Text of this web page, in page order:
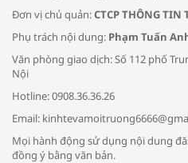
Bác sĩ tư
đường
Đơn vị chủ quản:CTCP THÔNG TIN
Phụ trách nội dung: Phạm Tuấn
Văn phòng giao dịch: Số 112 phố
Nội
Hotline: 0908.36.36.26
Email:
Mọi hành động sử dụng nội dung
đồng ý bằng văn bản.